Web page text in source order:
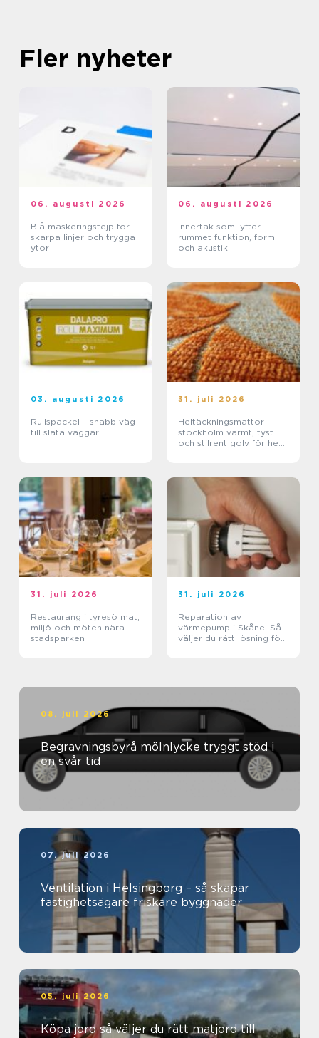
Fler nyheter
06. augusti 2026
Blå maskeringstejp för
skarpa linjer och trygga
ytor
06. augusti 2026
Innertak som lyfter
rummet funktion, form
och akustik
03. augusti 2026
Rullspackel – snabb väg
till släta väggar
31. juli 2026
Heltäckningsmattor
stockholm varmt, tyst
och stilrent golv för hem
31. juli 2026
Restaurang i tyresö mat,
miljö och möten nära
stadsparken
31. juli 2026
Reparation av
värmepump i Skåne: Så
väljer du rätt lösning för
08. juli 2026
Begravningsbyrå mölnlycke tryggt stöd i
en svår tid
07. juli 2026
Ventilation i Helsingborg – så skapar
fastighetsägare friskare byggnader
05. juli 2026
Köpa jord så väljer du rätt matjord till